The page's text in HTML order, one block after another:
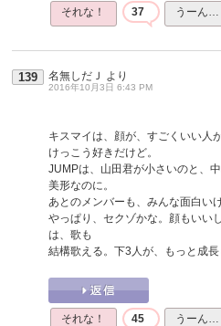
それな！ 37 うーん…
139 名無しだＪ より
2016年10月3日 6:43 PM
キスマイは、顔が、すごくいい人
けっこう好きだけど。
JUMPは、山田君が小さいのと、
美形なのに。
あとのメンバーも、みんな面白い
やっぱり、セクゾかな。顔もいい
は、歌も
結構歌える。下3人が、もっと成
それな！ 45 うーん…